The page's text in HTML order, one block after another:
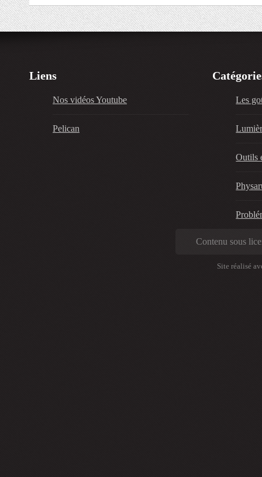
Liens
Nos vidéos Youtube
Pelican
Les
Outils
Contenu sous
Site réalisé